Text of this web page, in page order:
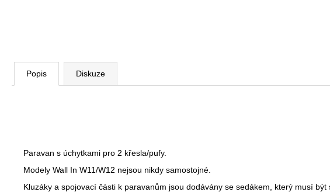
Popis Diskuze
Paravan s úchytkami pro 2 křesla/pufy.
Modely Wall In W11/W12 nejsou nikdy samostojné.
Kluzáky a spojovací části k paravanům jsou dodávány se sedákem, který musí být